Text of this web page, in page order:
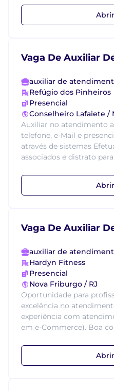
Vaga De Auxiliar
auxiliar de
Refúgio dos Pinheiros
Presencial
Conselheiro Lafaiete /
Auxiliar no atendimento
telefone, e-Mail e
através de sistemas
associados e distrato para
Vaga De Auxiliar
auxiliar de
Hardyn Fitness
Presencial
Nova Friburgo / RJ
Oportunidade para
excelência no
experiência com
em e-Commerce). Boa